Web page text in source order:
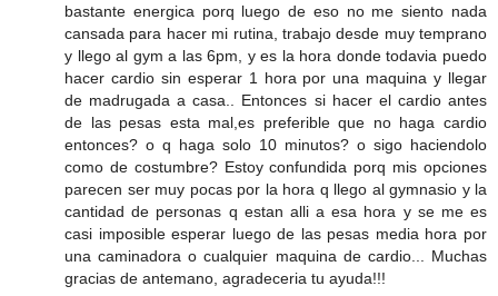
bastante energica porq luego de eso no me siento nada
cansada para hacer mi rutina, trabajo desde muy temprano
y llego al gym a las 6pm, y es la hora donde todavia puedo
hacer cardio sin esperar 1 hora por una maquina y llegar
de madrugada a casa.. Entonces si hacer el cardio antes
de las pesas esta mal,es preferible que no haga cardio
entonces? o q haga solo 10 minutos? o sigo haciendolo
como de costumbre? Estoy confundida porq mis opciones
parecen ser muy pocas por la hora q llego al gymnasio y la
cantidad de personas q estan alli a esa hora y se me es
casi imposible esperar luego de las pesas media hora por
una caminadora o cualquier maquina de cardio... Muchas
gracias de antemano, agradeceria tu ayuda!!!